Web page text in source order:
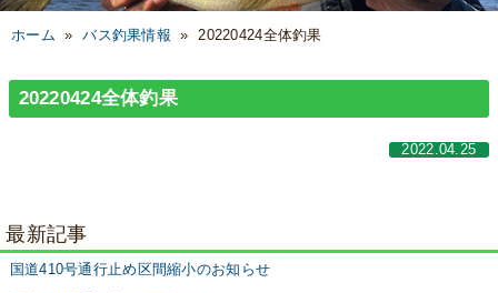
ホーム »バス釣果情報 »20220424全体釣果
20220424全体釣果
2022.04.25
最新記事
国道410号通行止め区間縮小のお知らせ